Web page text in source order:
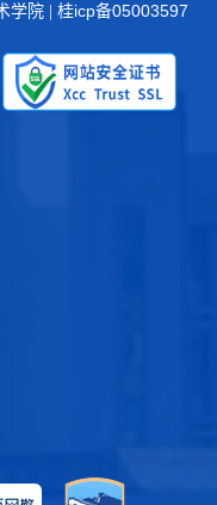
学院 | 桂icp备05003597